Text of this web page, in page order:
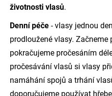
životnosti vlasů.
Denní péče - vlasy jednou
prodloužené vlasy.
pokračujeme pročesáním
pročesávání vlasů si vlasy
namáhání spojů a trhání
doporučujeme používat